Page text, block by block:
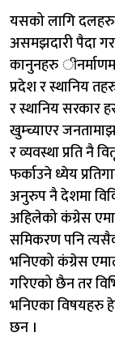
यसको लागि
असमझदारी पैदा
कानुनहरु
प्रदेश र स्थानिय
र स्थानिय सरकार
खुम्च्याएर
र व्यवस्था प्रति नै
फर्काउने ध्येय
अनुरुप नै देशमा
अहिलेको कंग्रेस
समिकरण पनि
भनिएको कंग्रेस
गरिएको छैन तर
भनिएका विषयहरु
छन ।